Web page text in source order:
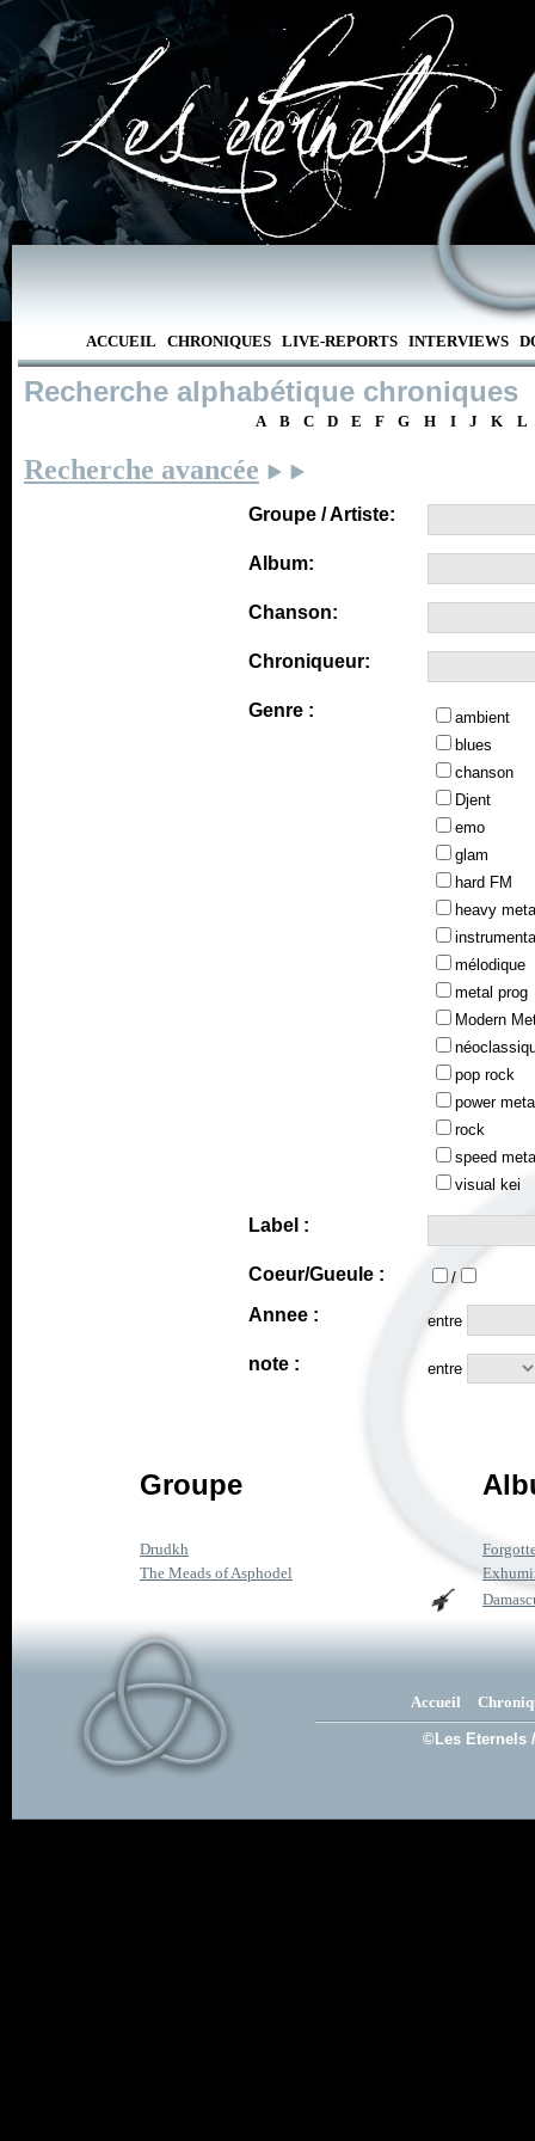
ACCUEIL CHRONIQUES LIVE-REPORTS INTERVIEWS
Recherche alphabétique chroniques
A B C D E F G H I J K L
Recherche avancée
Groupe / Artiste:
Album:
Chanson:
Chroniqueur:
Genre :
ambient
blues
chanson
Djent
emo
glam
hard FM
heavy
mélodique
metal prog
Modern
pop rock
power
rock
speed
visual kei
Label :
Coeur/Gueule : /
Annee : entre
note : entre
Groupe
Drudkh
The Meads of Asphodel
Accueil
©Les Eternels